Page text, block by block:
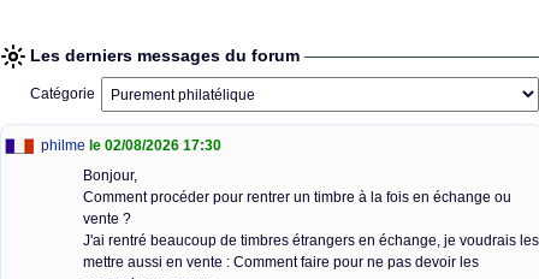
Les derniers messages du forum
Catégorie
philme le 02/08/2026 17:30
Bonjour,
Comment procéder pour rentrer un timbre à la fois en échange ou
vente ?
J'ai rentré beaucoup de timbres étrangers en échange, je voudrais les
mettre aussi en vente : Comment faire pour ne pas devoir les